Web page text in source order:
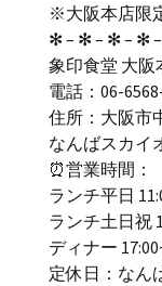
※大阪本店限
✻ – ✻ – ✻ – ✻
象印食堂 大阪
電話：06-
住所：大阪市
なんばスカイ
⏰営業時間：
ランチ平日
ランチ土日祝
ディナー
定休日：なん